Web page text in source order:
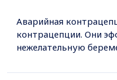
Аварийная
контрацепции. Они
нежелательную